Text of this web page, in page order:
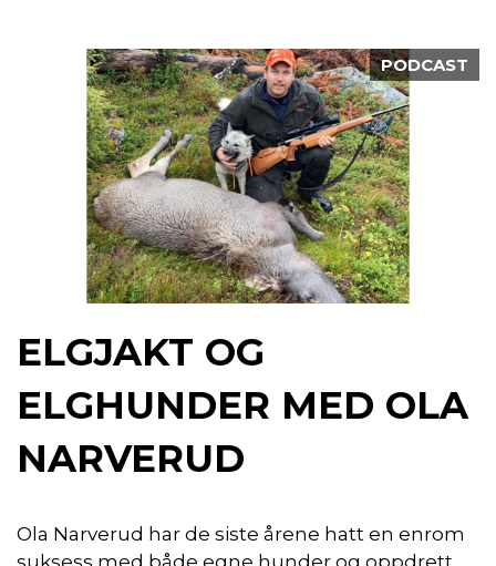
PODCAST
ELGJAKT OG
ELGHUNDER MED OLA
NARVERUD
Ola Narverud har de siste årene hatt en enrom
suksess med både egne hunder og oppdrett,